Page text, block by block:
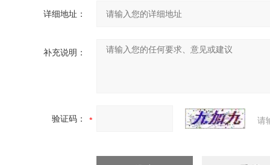
详细地址：
补充说明：
验证码： 请